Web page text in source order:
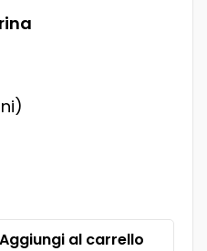
Aggiungi al carrello